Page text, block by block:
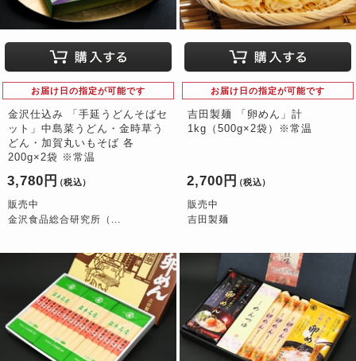
お届け日の指定が可能です
金沢仕込み 「手延うどんそばセ
ット」中島菜うどん・金時草う
どん・加賀丸いもそば 各
200g×2袋 ※常温
3,780円 （税込）
販売中
金沢食品総合研究所（...
お届け日の指定が可能です
吉田製麺 「卵めん」計
1kg（500g×2袋）※常温
2,700円 （税込）
販売中
吉田製麺